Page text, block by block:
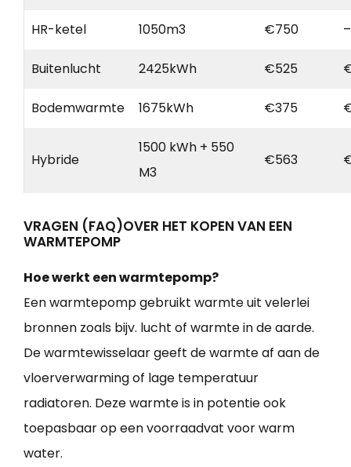
HR-ketel 1050m3 €750 –
Buitenlucht 2425kWh €525
Bodemwarmte 1675kWh €375
Hybride
1500 kWh + 550
M3
€563
VRAGEN (FAQ)OVER HET KOPEN VAN EEN
WARMTEPOMP
Hoe werkt een warmtepomp?
Een warmtepomp gebruikt warmte uit velerlei
bronnen zoals bijv. lucht of warmte in de aarde.
De warmtewisselaar geeft de warmte af aan de
vloerverwarming of lage temperatuur
radiatoren. Deze warmte is in potentie ook
toepasbaar op een voorraadvat voor warm
water.